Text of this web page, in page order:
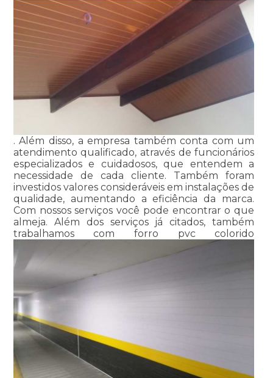
. Além disso, a empresa também conta com um
atendimento qualificado, através de funcionários
especializados e cuidadosos, que entendem a
necessidade de cada cliente. Também foram
investidos valores consideráveis em instalações de
qualidade, aumentando a eficiência da marca.
Com nossos serviços você pode encontrar o que
almeja. Além dos serviços já citados, também
trabalhamos com forro pvc colorido